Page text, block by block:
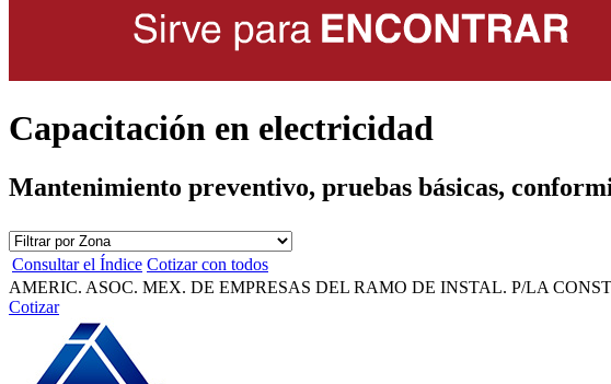
Capacitación en electricidad
Mantenimiento preventivo, pruebas básicas,
Consultar el Índice Cotizar con todos
AMERIC. ASOC. MEX. DE EMPRESAS DEL RAMO DE INSTAL. P/LA
Cotizar